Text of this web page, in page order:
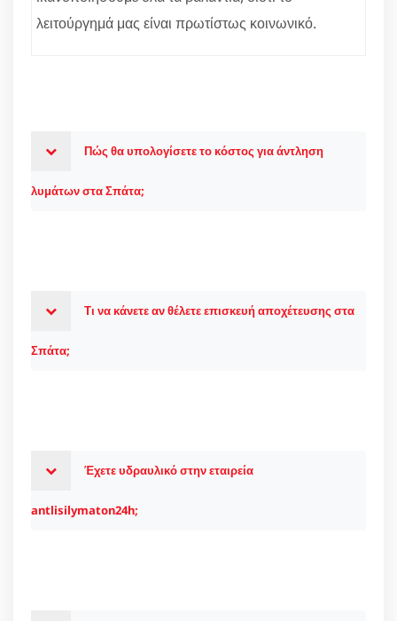
λειτούργημά μας είναι πρωτίστως κοινωνικό.
Πώς θα υπολογίσετε το κόστος για άντληση
λυμάτων στα Σπάτα;
Τι να κάνετε αν θέλετε επισκευή αποχέτευσης στα
Σπάτα;
Έχετε υδραυλικό στην εταιρεία
antlisilymaton24h;